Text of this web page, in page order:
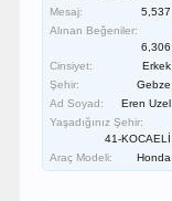
Mesaj:
5,537
Alınan Beğeniler:
6,306
Cinsiyet:
Erkek
Şehir:
Gebze
Ad Soyad:
Eren Uzel
Yaşadığınız Şehir:
41-KOCAELİ
Araç Modeli:
Honda